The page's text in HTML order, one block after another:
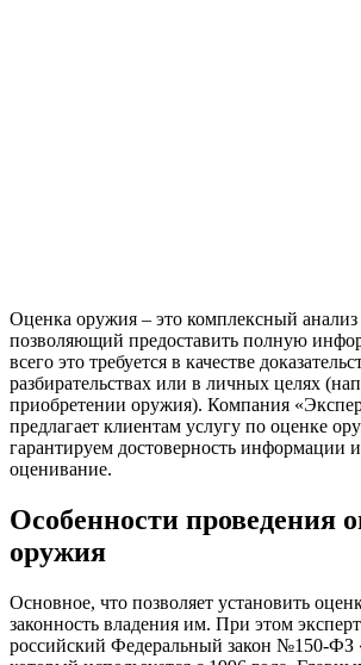
Оценка оружия – это комплексный
позволяющий предоставить полную
всего это требуется в качестве
разбирательствах или в личных целях
приобретении оружия). Компания
предлагает клиентам услугу по оценке
гарантируем достоверность информации
оценивание.
Особенности проведения
оружия
Основное, что позволяет установить
законность владения им. При этом
российский Федеральный закон №150-